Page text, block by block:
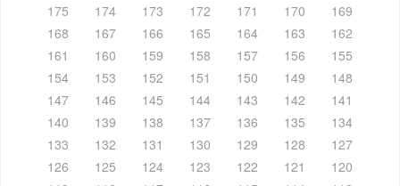
175
174 173 172 171 170
169
168
167 166 165 164 163
162
161
160 159 158 157 156
155
154
153 152 151 150 149
148
147
146 145 144 143 142
141
140
139 138 137 136 135
134
133
132 131 130 129 128
127
126
125 124 123 122 121
120